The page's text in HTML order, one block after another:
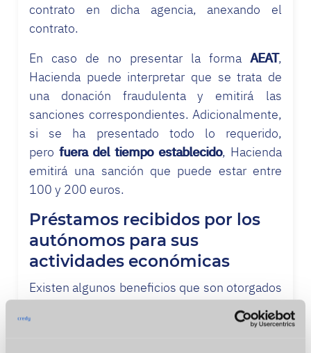
contrato en dicha agencia, anexando el
contrato.
En caso de no presentar la forma AEAT,
Hacienda puede interpretar que se trata de
una donación fraudulenta y emitirá las
sanciones correspondientes. Adicionalmente,
si se ha presentado todo lo requerido,
pero fuera del tiempo establecido, Hacienda
emitirá una sanción que puede estar entre
100 y 200 euros.
Préstamos recibidos por los
autónomos para sus
actividades económicas
Existen algunos beneficios que son otorgados
a los autónomos en su declaración de rentas
ante Hacienda, cuando han obtenido algún